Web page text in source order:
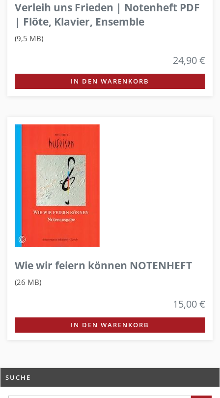
Verleih uns Frieden | Notenheft PDF
| Flöte, Klavier, Ensemble
(9,5 MB)
24,90 €
IN DEN WARENKORB
Wie wir feiern können NOTENHEFT
(26 MB)
15,00 €
IN DEN WARENKORB
SUCHE